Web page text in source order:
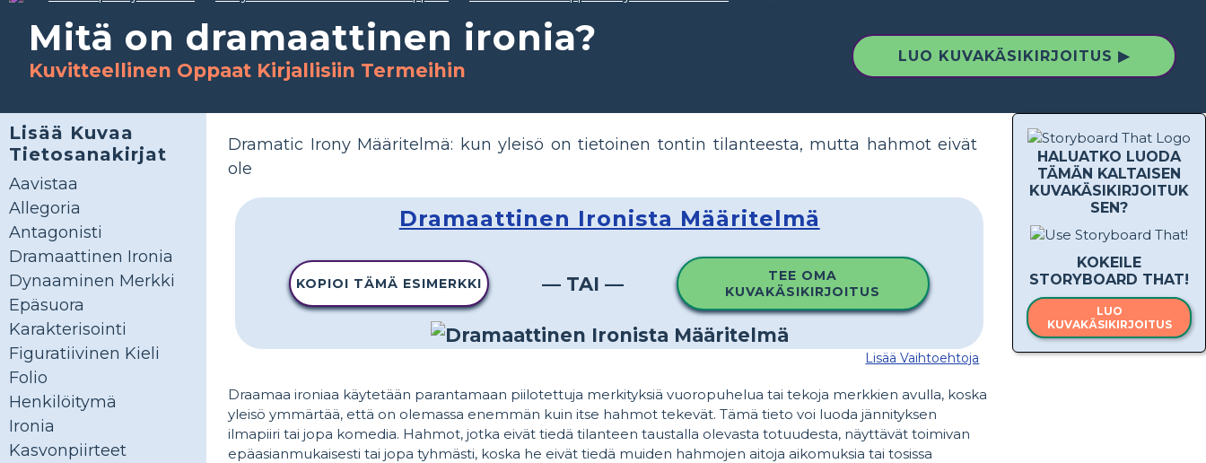
Mitä on dramaattinen ironia?
Kuvitteellinen Oppaat Kirjallisiin Termeihin
LUO KUVAKÄSIKIRJOITUS ▶
Lisää Kuvaa
Tietosanakirjat
Aavistaa
Allegoria
Antagonisti
Dramaattinen Ironia
Dynaaminen Merkki
Epäsuora
Karakterisointi
Figuratiivinen Kieli
Folio
Henkilöitymä
Ironia
Kasvonpiirteet
HALUATKO LUODA
TÄMÄN KALTAISEN
KUVAKÄSIKIRJOITUK
SEN?
KOKEILE
STORYBOARD THAT!
LUO
KUVAKÄSIKIRJOITUS
Dramatic Irony Määritelmä: kun yleisö on tietoinen tontin tilanteesta, mutta hahmot eivät
ole
Dramaattinen Ironista Määritelmä
KOPIOI TÄMÄ ESIMERKKI — TAI —
TEE OMA
KUVAKÄSIKIRJOITUS
Lisää Vaihtoehtoja
Draamaa ironiaa käytetään parantamaan piilotettuja merkityksiä vuoropuhelua tai tekoja merkkien avulla, koska
yleisö ymmärtää, että on olemassa enemmän kuin itse hahmot tekevät. Tämä tieto voi luoda jännityksen
ilmapiiri tai jopa komedia. Hahmot, jotka eivät tiedä tilanteen taustalla olevasta totuudesta, näyttävät toimivan
epäasianmukaisesti tai jopa tyhmästi, koska he eivät tiedä muiden hahmojen aitoja aikomuksia tai tosissa